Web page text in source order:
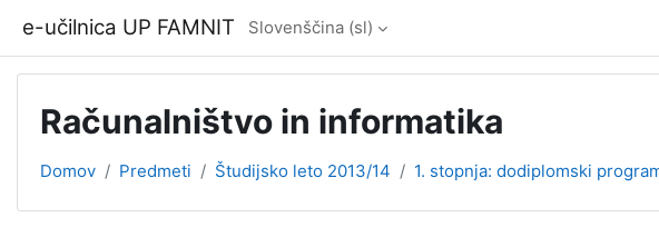
e-učilnica UP FAMNIT Slovenščina ‎(sl)‎
Računalništvo in informatika
Domov Predmeti Študijsko leto 2013/14 1. stopnja: dodiplomski